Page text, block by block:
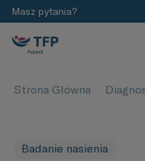
Masz pytania?
Strona Główna
Badanie nasienia